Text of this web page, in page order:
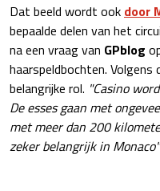
Dat beeld wordt ook door
bepaalde delen van het
na een vraag van GPblog
haarspeldbochten. Volgens
belangrijke rol. "Casino
De esses gaan met
met meer dan 200
zeker belangrijk in Monaco"